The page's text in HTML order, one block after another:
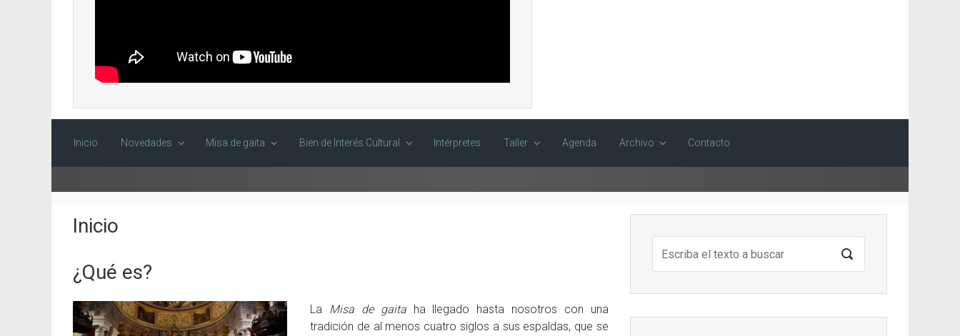
Inicio Novedades Misa de gaita Bien de Interés Cultural Intérpretes Taller Agenda Archivo Contacto
Inicio
¿Qué es?
La Misa de gaitaha llegado hasta nosotros con una
tradición de al menos cuatro siglos a sus espaldas, que se